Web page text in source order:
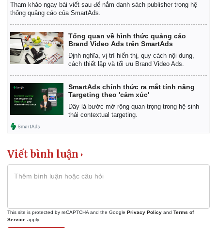
Tham khảo ngay bài viết sau để nắm danh sách publisher trong hệ
thống quảng cáo của SmartAds.
Tổng quan về hình thức quảng cáo
Brand Video Ads trên SmartAds
Định nghĩa, vị trí hiển thị, quy cách nội dung,
cách thiết lập và tối ưu Brand Video Ads.
SmartAds chính thức ra mắt tính năng
Targeting theo 'cảm xúc'
Đây là bước mở rộng quan trọng trong hệ sinh
thái contextual targeting.
Viết bình luận
This site is protected by reCAPTCHA and the Google Privacy Policy and Terms of
Service apply.